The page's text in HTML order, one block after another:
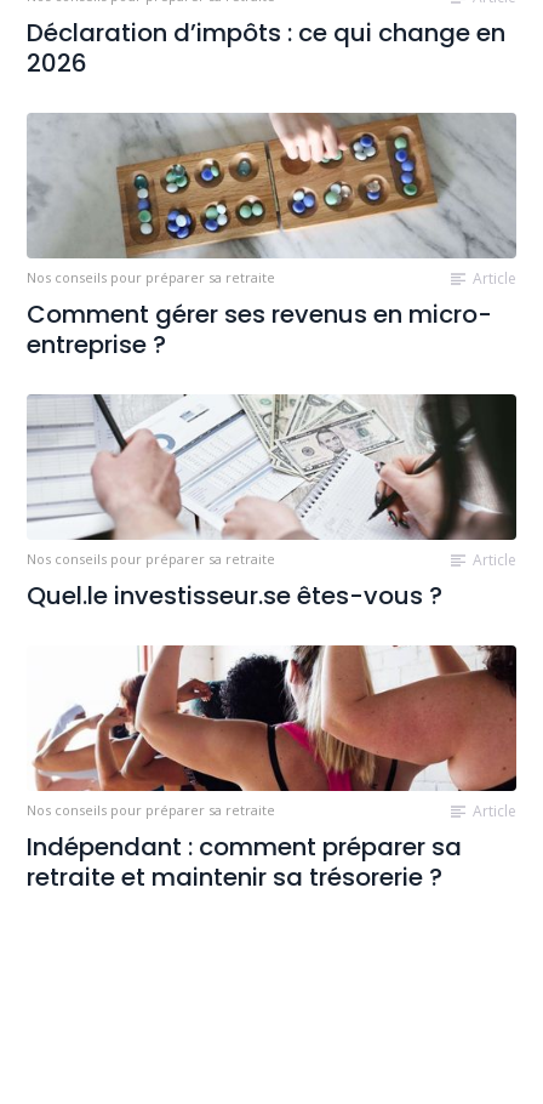
Déclaration d’impôts : ce qui change en
2026
Nos conseils pour préparer sa retraite Article
Comment gérer ses revenus en micro-
entreprise ?
Nos conseils pour préparer sa retraite Article
Quel.le investisseur.se êtes-vous ?
Nos conseils pour préparer sa retraite Article
Indépendant : comment préparer sa
retraite et maintenir sa trésorerie ?